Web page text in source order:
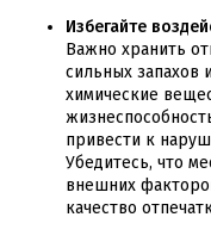
Избегайте
Важно хранить
сильных запахов
химические
привести к
Убедитесь, что
внешних
качество